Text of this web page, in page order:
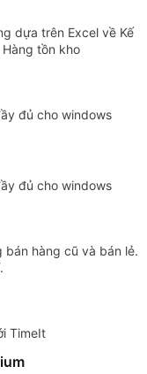
dựa trên Excel về Kế
tồn kho
đủ cho windows
đủ cho windows
bán hàng cũ và bán lẻ.
TimeIt